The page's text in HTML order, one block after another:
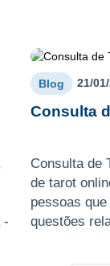
-
Blog 21/
Consulta
Consulta de
de tarot
pessoas
questões